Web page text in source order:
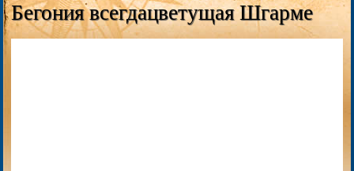
Бегония всегдацветущая Шгарме